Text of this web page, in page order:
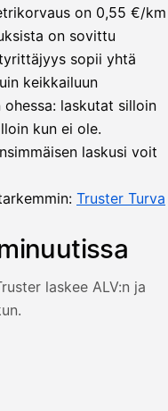
on 0,55 €/km
on sovittu
sopii yhtä
keikkailuun
laskutat silloin
kun ei ole.
laskusi voit
Truster Turva
laskee ALV:n ja
sovelluksessa —
Oy